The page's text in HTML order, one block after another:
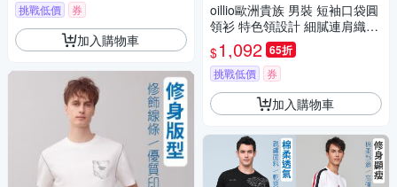
挑戰低價 券
加入購物車
oillio歐洲貴族 男裝 短袖口袋圓
領衫 特色領設計 細膩連肩織帶
棉T恤 藏青色 法國品牌 有大尺
碼
$1,092 65折
挑戰低價 券
加入購物車